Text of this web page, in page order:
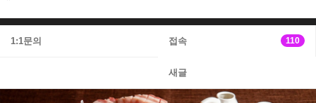
1:1문의 접속 110
새글